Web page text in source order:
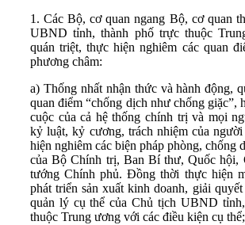
1. Các Bộ, cơ quan ngang Bộ, cơ quan
UBND tỉnh, thành phố trực thuộc
quán triệt, thực hiện nghiêm các quan
phương châm:
a) Thống nhất nhận thức và hành động,
quan điểm “chống dịch như chống giặc”,
cuộc của cả hệ thống chính trị và mọi
kỷ luật, kỷ cương, trách nhiệm của
hiện nghiêm các biện pháp phòng, chống
của Bộ Chính trị, Ban Bí thư, Quốc hội,
tướng Chính phủ. Đồng thời thực hiện
phát triển sản xuất kinh doanh, giải
quản lý cụ thể của Chủ tịch UBND
thuộc Trung ương với các điều kiện cụ thể;